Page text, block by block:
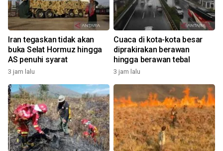
Iran tegaskan tidak akan
buka Selat Hormuz hingga
AS penuhi syarat
3 jam lalu
Cuaca di kota-kota besar
diprakirakan berawan
hingga berawan tebal
3 jam lalu